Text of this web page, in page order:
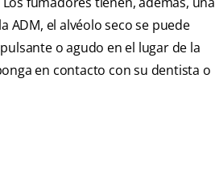
ADM, el alvéolo seco se puede
o agudo en el lugar de la
en contacto con su dentista o